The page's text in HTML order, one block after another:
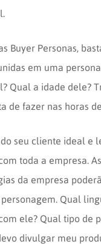
Buyer Personas,
em uma
Qual a idade dele?
de fazer nas horas
seu cliente ideal e
toda a empresa.
da empresa
Qual
ele? Qual tipo de
divulgar meu